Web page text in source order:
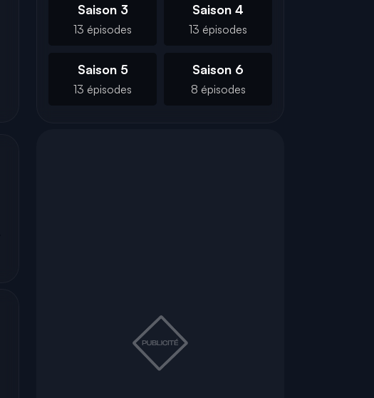
Saison 3
13 épisodes
Saison 4
13 épisodes
Saison 5
13 épisodes
Saison 6
8 épisodes